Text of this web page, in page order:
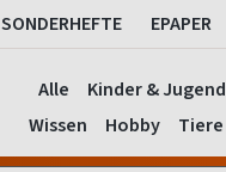
SONDERHEFTE EPAPER
Alle Kinder & Jugend
Wissen
Hobby Tiere